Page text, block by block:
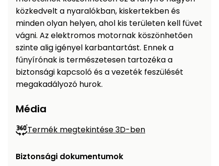
Permetező
Üvegház
és
melegház
Komposztáló
Kézi
eszközök
Kiegészítők
közkedvelt a nyaralókban, kiskertekben és
minden olyan helyen, ahol kis területen kell füvet
vágni. Az elektromos motornak köszönhetően
szinte alig igényel karbantartást. Ennek a
fűnyírónak is természetesen tartozéka a
biztonsági kapcsoló és a vezeték feszülését
megakadályozó hurok.
Média
Termék megtekintése 3D-ben
Biztonsági dokumentumok